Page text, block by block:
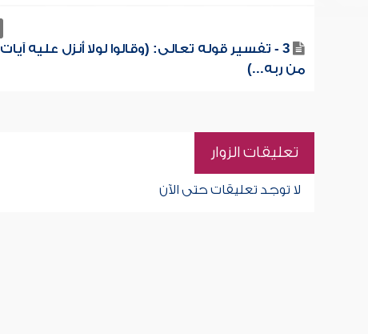
3 - تفسير قوله تعالى: (وقالوا لولا أنزل عليه آيات
من ربه...)
تعليقات الزوار
لا توجد تعليقات حتى الآن